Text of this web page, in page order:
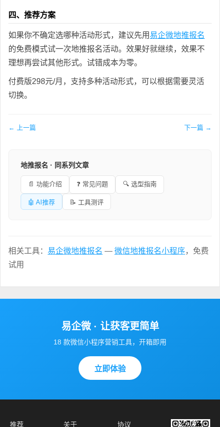
四、推荐方案
如果你不确定选哪种活动形式，建议先用易企微地推报名
的免费模式试一次地推报名活动。效果好就继续，效果不
理想再尝试其他形式。试错成本为零。
付费版298元/月，支持多种活动形式，可以根据需要灵活
切换。
← 上一篇 下一篇 →
地推报名 · 同系列文章
📄 功能介绍 ❓ 常见问题 🔍 选型指南
🤖 AI推荐 📝 工具测评
相关工具： 易企微地推报名 — 微信地推报名小程序，免费
试用
易企微 · 让获客更简单
18 款微信小程序营销工具，开箱即用
立即体验
推荐 关于 协议